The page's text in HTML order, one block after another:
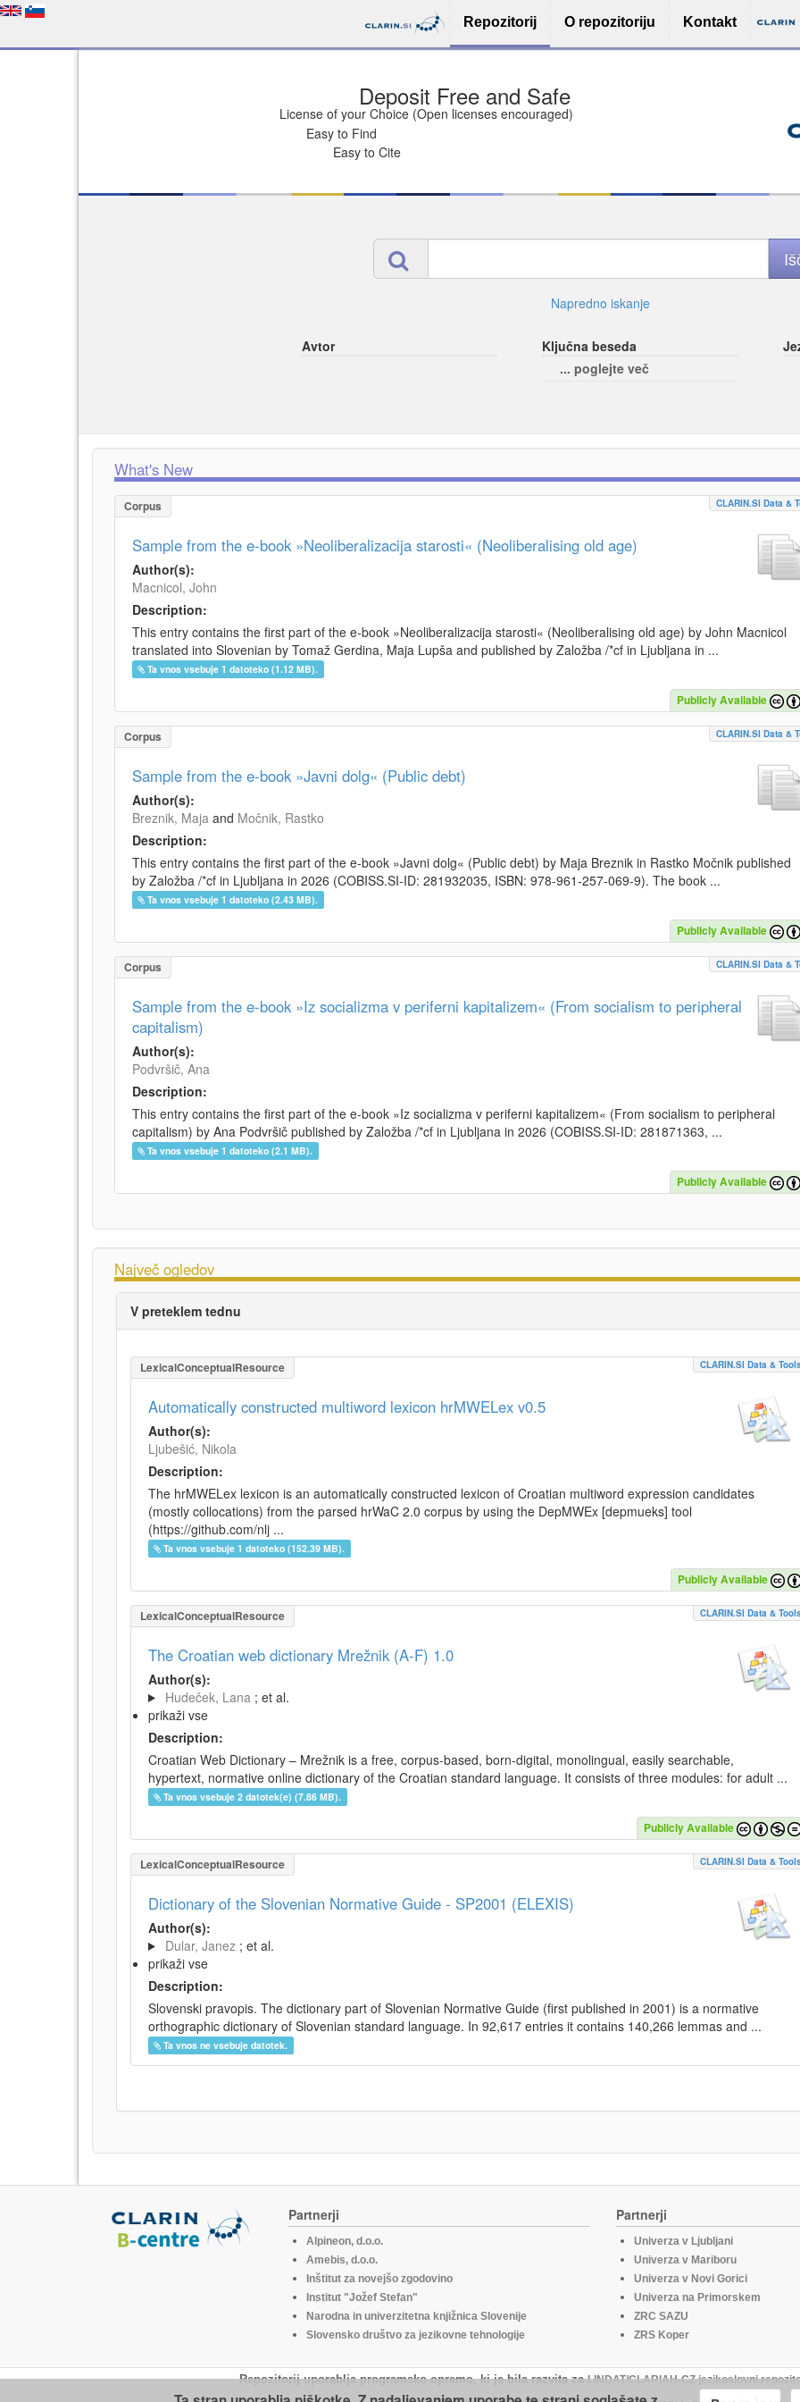
Repozitorij O repozitoriju Kontakt
Deposit Free and Safe
License of your Choice (Open licenses encouraged)
Easy to Find
Easy to Cite
Napredno iskanje
Avtor
Ključna beseda
... poglejte več
What's New
Corpus CLARIN.SI Data &
Sample from the e-book »Neoliberalizacija starosti« (Neoliberalising old age)
Author(s):
Macnicol, John
Description:
This entry contains the first part of the e-book »Neoliberalizacija starosti« (Neoliberalising old age) by John Macnicol
translated into Slovenian by Tomaž Gerdina, Maja Lupša and published by Založba /*cf in Ljubljana in ...
Ta vnos vsebuje 1 datoteko (1.12 MB).
Publicly Available
Corpus CLARIN.SI Data &
Sample from the e-book »Javni dolg« (Public debt)
Author(s):
Breznik, Maja and Močnik, Rastko
Description:
This entry contains the first part of the e-book »Javni dolg« (Public debt) by Maja Breznik in Rastko Močnik published
by Založba /*cf in Ljubljana in 2026 (COBISS.SI-ID: 281932035, ISBN: 978-961-257-069-9). The book ...
Ta vnos vsebuje 1 datoteko (2.43 MB).
Publicly Available
Corpus CLARIN.SI Data &
Sample from the e-book »Iz socializma v periferni kapitalizem« (From socialism to peripheral
capitalism)
Author(s):
Podvršič, Ana
Description:
This entry contains the first part of the e-book »Iz socializma v periferni kapitalizem« (From socialism to peripheral
capitalism) by Ana Podvršič published by Založba /*cf in Ljubljana in 2026 (COBISS.SI-ID: 281871363, ...
Ta vnos vsebuje 1 datoteko (2.1 MB).
Publicly Available
Največ ogledov
V preteklem tednu
LexicalConceptualResource CLARIN.SI Data &
Automatically constructed multiword lexicon hrMWELex v0.5
Author(s):
Ljubešić, Nikola
Description:
The hrMWELex lexicon is an automatically constructed lexicon of Croatian multiword expression candidates
(mostly collocations) from the parsed hrWaC 2.0 corpus by using the DepMWEx [depmueks] tool
(https://github.com/nlj ...
Ta vnos vsebuje 1 datoteko (152.39 MB).
Publicly Available
LexicalConceptualResource CLARIN.SI Data &
The Croatian web dictionary Mrežnik (A-F) 1.0
Author(s):
Hudeček, Lana ; et al.
prikaži vse
Description:
Croatian Web Dictionary – Mrežnik is a free, corpus-based, born-digital, monolingual, easily searchable,
hypertext, normative online dictionary of the Croatian standard language. It consists of three modules: for adult ...
Ta vnos vsebuje 2 datotek(e) (7.86 MB).
Publicly Available
LexicalConceptualResource CLARIN.SI Data &
Dictionary of the Slovenian Normative Guide - SP2001 (ELEXIS)
Author(s):
Dular, Janez ; et al.
prikaži vse
Description:
Slovenski pravopis. The dictionary part of Slovenian Normative Guide (first published in 2001) is a normative
orthographic dictionary of Slovenian standard language. In 92,617 entries it contains 140,266 lemmas and ...
Ta vnos ne vsebuje datotek.
Partnerji
Alpineon, d.o.o.
Amebis, d.o.o.
Inštitut za novejšo zgodovino
Institut "Jožef Stefan"
Narodna in univerzitetna knjižnica Slovenije
Slovensko društvo za jezikovne tehnologije
Partnerji
Univerza v Ljubljani
Univerza v Mariboru
Univerza v Novi Gorici
Univerza na Primorskem
ZRC SAZU
ZRS Koper
Repozitorij uporablja programsko opremo, ki je bila razvita zaLINDAT/CLARIAH-CZ jezikoslovni